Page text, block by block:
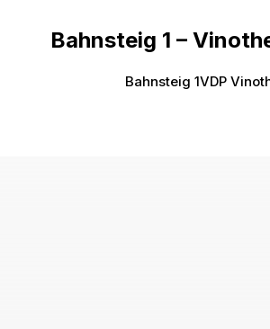
Bahnsteig 1 –
Bahnsteig 1VDP